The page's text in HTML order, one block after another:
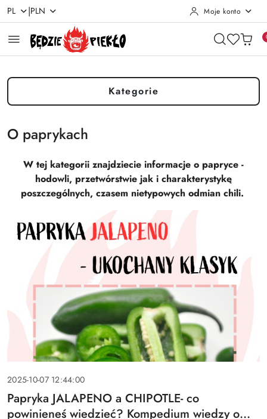
Przejdź do treści głównej
Przejdź do wyszukiwarki
Przejdź do moje konto
Przejdź do menu głównego
Przejdź do stopki
PL |PLN Moje konto
Kategorie
O paprykach
W tej kategorii znajdziecie informacje o papryce -
hodowli, przetwórstwie jak i charakterystykę
poszczególnych, czasem nietypowych odmian chili.
Data
dodania:
2025-10-07 12:44:00
Tytuł
artykułu:
Papryka JALAPENO a CHIPOTLE- co
powinieneś wiedzieć? Kompedium wiedzy o